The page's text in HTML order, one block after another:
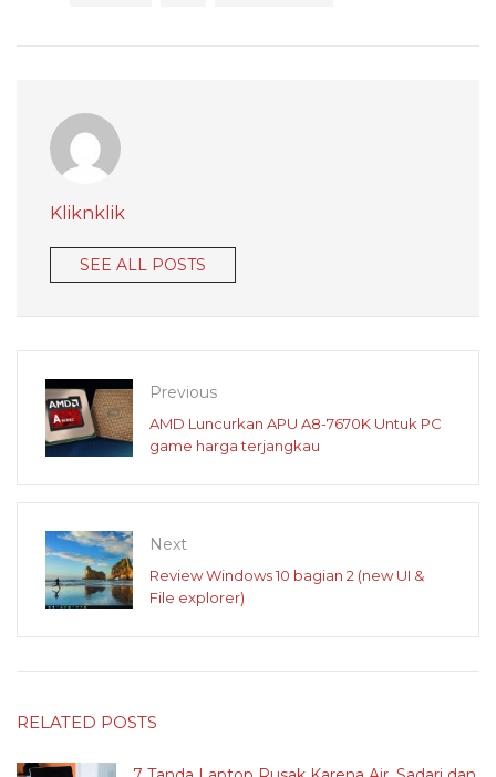
Kliknklik
SEE ALL POSTS
Previous
AMD Luncurkan APU A8-7670K Untuk PC
game harga terjangkau
Next
Review Windows 10 bagian 2 (new UI &
File explorer)
RELATED POSTS